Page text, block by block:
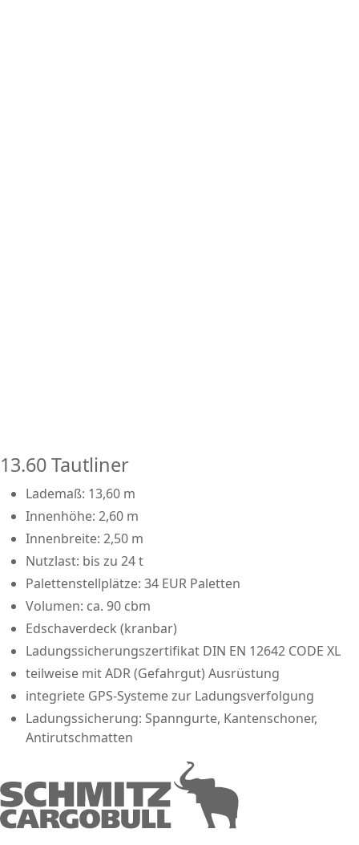
13.60 Tautliner
Lademaß: 13,60 m
Innenhöhe: 2,60 m
Innenbreite: 2,50 m
Nutzlast: bis zu 24 t
Palettenstellplätze: 34 EUR Paletten
Volumen: ca. 90 cbm
Edschaverdeck (kranbar)
Ladungssicherungszertifikat DIN EN 12642 CODE XL
teilweise mit ADR (Gefahrgut) Ausrüstung
integriete GPS-Systeme zur Ladungsverfolgung
Ladungssicherung: Spanngurte, Kantenschoner,
Antirutschmatten